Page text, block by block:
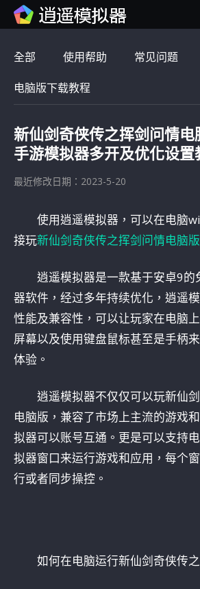
全部 使用帮助 常见问题
电脑版下载教程
新仙剑奇侠传之挥剑问情
手游模拟器多开及优化设置
最近修改日期：2023-5-20
使用逍遥模拟器，可以在电脑
接玩新仙剑奇侠传之挥剑问情电脑版
逍遥模拟器是一款基于安卓9的
器软件，经过多年持续优化，逍遥
性能及兼容性，可以让玩家在电脑
屏幕以及使用键盘鼠标甚至是手柄
体验。
逍遥模拟器不仅仅可以玩新仙
电脑版，兼容了市场上主流的游戏
拟器可以账号互通。更是可以支持
拟器窗口来运行游戏和应用，每个
行或者同步操控。
如何在电脑运行新仙剑奇侠传